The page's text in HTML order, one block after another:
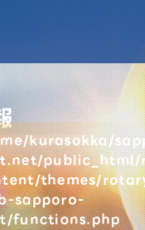
kurasokka/
themes/
sapporo-
functions.php